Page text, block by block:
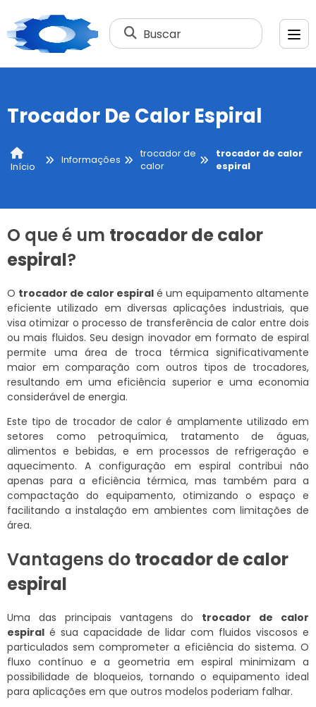
Buscar
Trocador De Calor Espiral
Início
Informações
trocador de
calor
trocador de calor
espiral
O que é um trocador de calor
espiral?
O trocador de calor espiral é um equipamento altamente
eficiente utilizado em diversas aplicações industriais, que
visa otimizar o processo de transferência de calor entre dois
ou mais fluidos. Seu design inovador em formato de espiral
permite uma área de troca térmica significativamente
maior em comparação com outros tipos de trocadores,
resultando em uma eficiência superior e uma economia
considerável de energia.
Este tipo de trocador de calor é amplamente utilizado em
setores como petroquímica, tratamento de águas,
alimentos e bebidas, e em processos de refrigeração e
aquecimento. A configuração em espiral contribui não
apenas para a eficiência térmica, mas também para a
compactação do equipamento, otimizando o espaço e
facilitando a instalação em ambientes com limitações de
área.
Vantagens do trocador de calor
espiral
Uma das principais vantagens do trocador de calor
espiral é sua capacidade de lidar com fluidos viscosos e
particulados sem comprometer a eficiência do sistema. O
fluxo contínuo e a geometria em espiral minimizam a
possibilidade de bloqueios, tornando o equipamento ideal
para aplicações em que outros modelos poderiam falhar.